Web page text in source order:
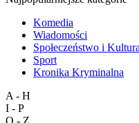
Komedia
Wiadomości
Społeczeństwo i Kultura
Sport
Kronika Kryminalna
A - H
I - P
Q - Z